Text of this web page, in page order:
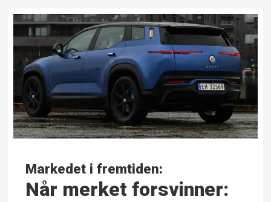
Markedet i fremtiden:
Når merket forsvinner: